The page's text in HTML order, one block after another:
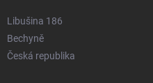
Libušina 186
Bechyně
Česká republika